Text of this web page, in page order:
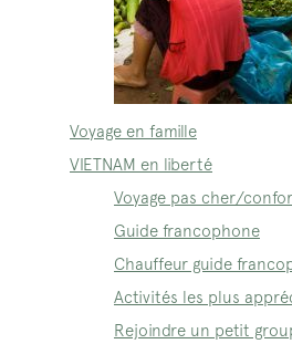
Voyage en famille
VIETNAM en liberté
Voyage pas cher/
Guide francophone
Chauffeur guide
Activités les plus
Rejoindre un petit